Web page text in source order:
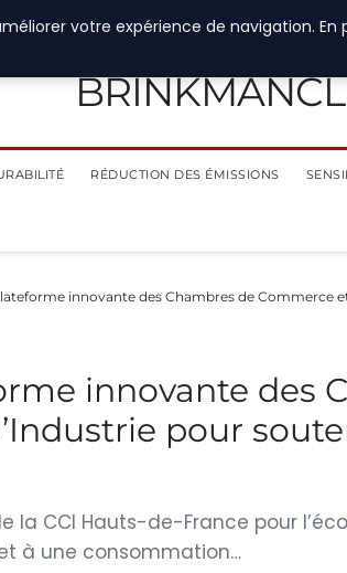
RÉDUCTION DES ÉMISSIONS
innovante des Chambres de Commerce
innovante des
pour
la CCI Hauts-de-France pour
à une consommation…
votre expérience de navigation.